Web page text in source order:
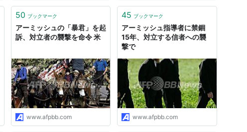
50 ブックマーク
アーミッシュの「暴君」を起
訴、対立者の襲撃を命令 米
www.afpbb.com
45 ブックマーク
アーミッシュ指導者に禁錮
15年、対立する信者への襲
撃で
www.afpbb.com